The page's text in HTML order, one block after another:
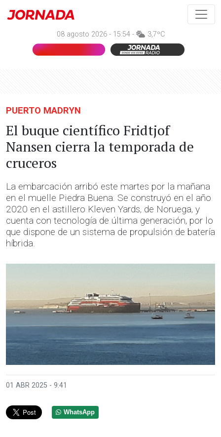
08 agosto 2026 - 15:54 - 3,7ºC
PUERTO MADRYN
El buque científico Fridtjof
Nansen cierra la temporada de
cruceros
La embarcación arribó este martes por la mañana
en el muelle Piedra Buena. Se construyó en el año
2020 en el astillero Kleven Yards, de Noruega, y
cuenta con tecnología de última generación, por lo
que dispone de un sistema de propulsión de batería
híbrida.
01 ABR 2025 - 9:41
WhatsApp